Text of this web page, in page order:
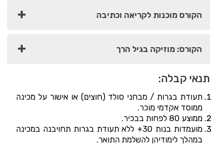
הקורס מוכנות לקריאה וכתיבה
הקורס: מוזיקה בגיל הרך
תנאי קבלה:
תעודת בגרות / מבחני סולד (חוצים) או אישור על מכינה
ממוסד אקדמי מוכר.
ממוצע 80 לפחות בבכיר.
מועמדות בנות 30+ ללא תעודת בגרות תחויבנה במכינה
במהלך לימודיהן להשלמת התואר.